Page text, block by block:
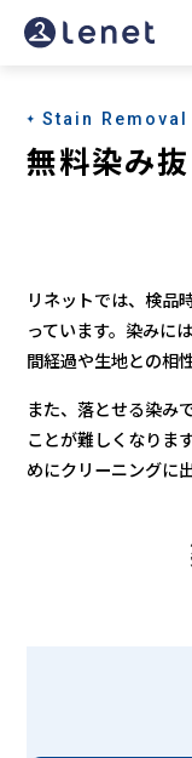
Stain Removal
無料染み
リネットでは、検品
っています。染みに
間経過や生地との相
また、落とせる染み
ことが難しくなりま
めにクリーニングに